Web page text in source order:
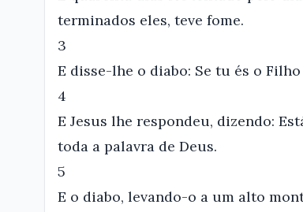
terminados eles, teve fome.
3
E disse-lhe o diabo: Se tu és o
4
E Jesus lhe respondeu, dizendo:
toda a palavra de Deus.
5
E o diabo, levando-o a um alto